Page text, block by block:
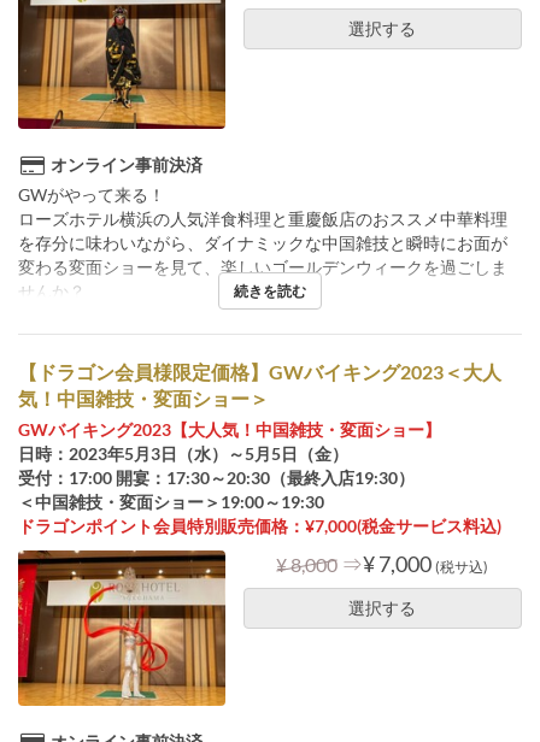
選択する
オンライン事前決済
GWがやって来る！
ローズホテル横浜の人気洋食料理と重慶飯店のおススメ中華料理
を存分に味わいながら、ダイナミックな中国雑技と瞬時にお面が
変わる変面ショーを見て、楽しいゴールデンウィークを過ごしま
せんか？
続きを読む
【ドラゴン会員様限定価格】GWバイキング2023＜大人
気！中国雑技・変面ショー＞
GWバイキング2023【大人気！中国雑技・変面ショー】
日時：2023年5月3日（水）～5月5日（金）
受付：17:00 開宴：17:30～20:30（最終入店19:30）
＜中国雑技・変面ショー＞19:00～19:30
ドラゴンポイント会員特別販売価格：¥7,000(税金サービス料込)
¥ 8,000 ⇒¥ 7,000 (税サ込)
選択する